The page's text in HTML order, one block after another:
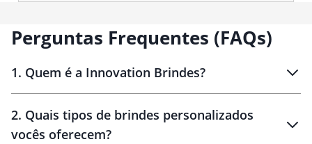
Perguntas Frequentes (FAQs)
1. Quem é a Innovation Brindes?
Brindes personalizados
2. Quais tipos de brindes personalizados
vocês oferecem?